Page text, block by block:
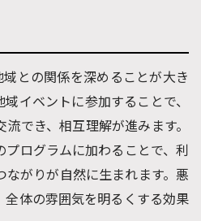
との関係を深めることが大き
イベントに参加することで、
でき、相互理解が進みます。
ログラムに加わることで、利
がりが自然に生まれます。悪
体の雰囲気を明るくする効果